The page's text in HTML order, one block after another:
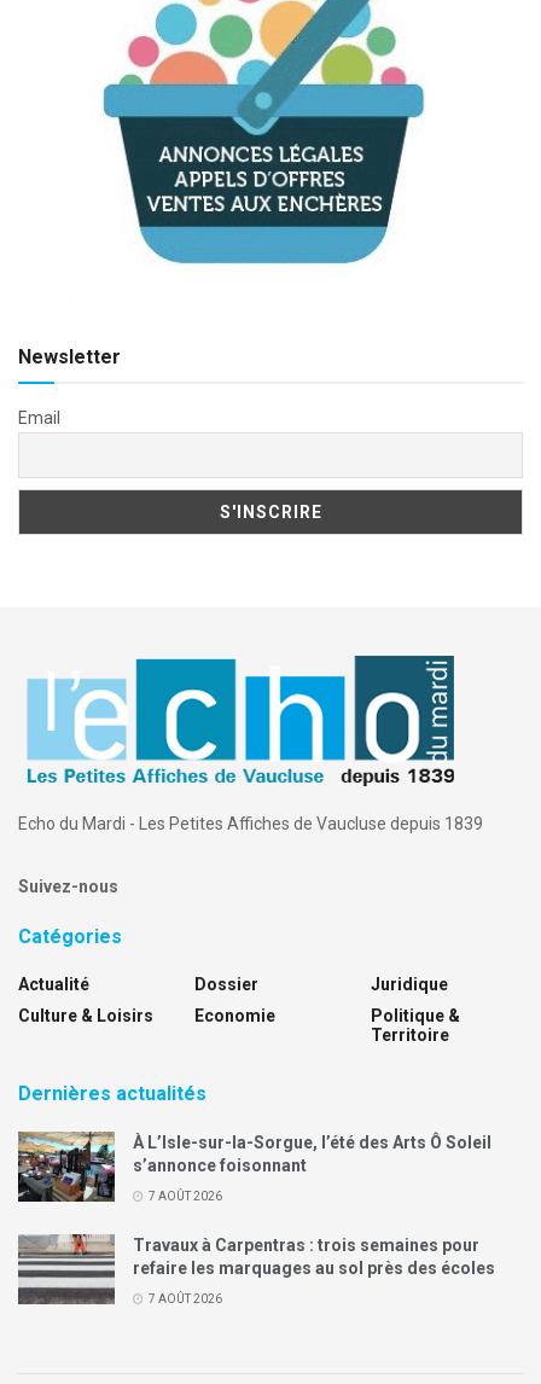
Newsletter
Email
Echo du Mardi - Les Petites Affiches de Vaucluse depuis 1839
Suivez-nous
Catégories
Actualité
Culture & Loisirs
Dossier
Economie
Juridique
Politique &
Territoire
Dernières actualités
À L’Isle-sur-la-Sorgue, l’été des Arts Ô Soleil
s’annonce foisonnant
7 AOÛT 2026
Travaux à Carpentras : trois semaines pour
refaire les marquages au sol près des écoles
7 AOÛT 2026